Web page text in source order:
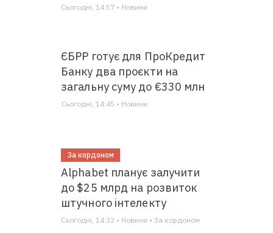
Сьогодні, 14:57 • Новини
ЄБРР готує для ПроКредит
Банку два проєкти на
загальну суму до €330 млн
Сьогодні, 14:45 • Новини
За кордоном
Alphabet планує залучити
до $25 млрд на розвиток
штучного інтелекту
Сьогодні, 14:32 • Новини • За кордоном